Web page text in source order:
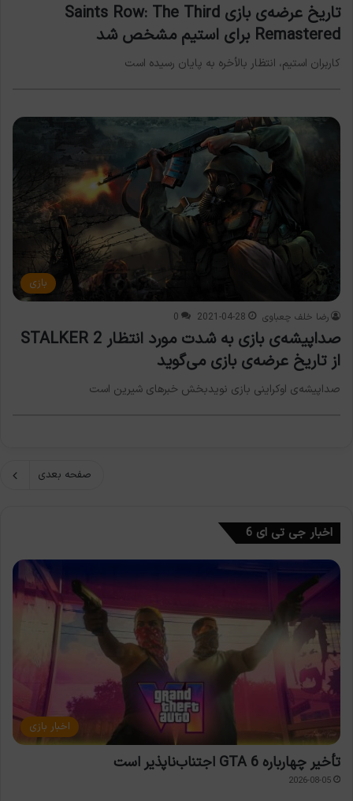
تاریخ عرضه‌ی بازی Saints Row: The Third
Remastered برای استیم مشخص شد
کاربران استیم، انتظار بالأخره به پایان رسیده است
بازی
رضا خلف چعباوی 2021-04-28
0
صداپیشه‌ی بازی به شدت مورد انتظار STALKER 2
از تاریخ عرضه‌ی بازی می‌گوید
صداپیشه‌ی اوکراینی بازی نویدبخش خبرهای شیرین است
صفحه بعدی
اخبار جی تی ای 6
اخبار بازی
تأخیر چهارباره GTA 6 اجتناب‌ناپذیر است
2026-08-05